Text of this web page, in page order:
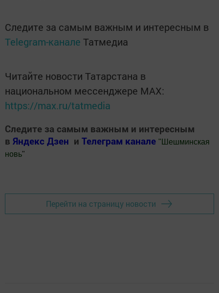
Следите за самым важным и интересным в
Telegram-канале Татмедиа
Читайте новости Татарстана в
национальном мессенджере MАХ:
https://max.ru/tatmedia
Следите за самым важным и интересным
в Яндекс Дзен и Телеграм канале " Шешминская
новь"
Перейти на страницу новости